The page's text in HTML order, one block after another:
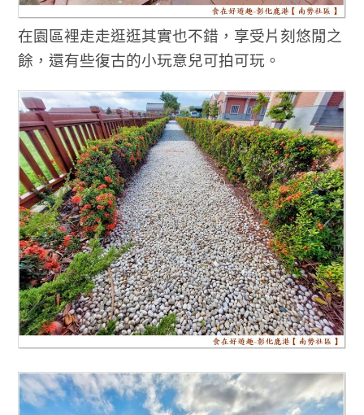
在園區裡走走逛逛其實也不錯，享受片刻悠閒之
餘，還有些復古的小玩意兒可拍可玩。